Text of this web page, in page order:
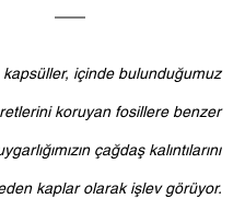
kapsüller, içinde bulunduğumuz
koruyan fosillere benzer
çağdaş kalıntılarını
kaplar olarak işlev görüyor.